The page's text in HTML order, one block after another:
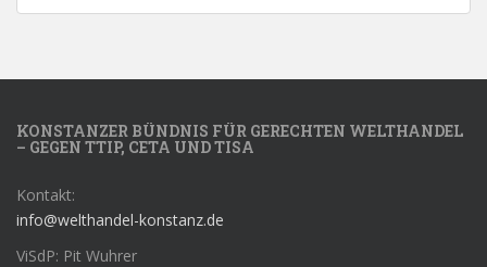
KONSTANZER BÜNDNIS FÜR GERECHTEN WELTHANDEL
– GEGEN TTIP, CETA UND TISA
Kontakt:
info@welthandel-konstanz.de
ViSdP: Pit Wuhrer